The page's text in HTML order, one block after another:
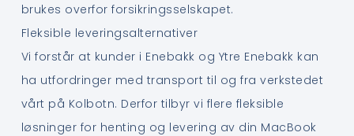
brukes overfor forsikringsselskapet.
Fleksible leveringsalternativer
Vi forstår at kunder i Enebakk og Ytre Enebakk kan
ha utfordringer med transport til og fra verkstedet
vårt på Kolbotn. Derfor tilbyr vi flere fleksible
løsninger for henting og levering av din MacBook